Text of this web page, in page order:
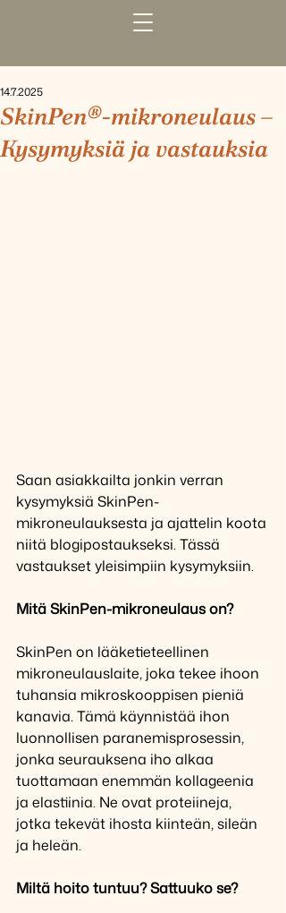
SkinPen®-mikroneulaus –
Kysymyksiä ja vastauksia
14.7.2025
​Saan asiakkailta jonkin verran
kysymyksiä SkinPen-
mikroneulauksesta ja ajattelin koota
niitä blogipostaukseksi. Tässä
vastaukset yleisimpiin kysymyksiin.
Mitä SkinPen-mikroneulaus on?
SkinPen on lääketieteellinen
mikroneulauslaite, joka tekee ihoon
tuhansia mikroskooppisen pieniä
kanavia. Tämä käynnistää ihon
luonnollisen paranemisprosessin,
jonka seurauksena iho alkaa
tuottamaan enemmän kollageenia
ja elastiinia. Ne ovat proteiineja,
jotka tekevät ihosta kiinteän, sileän
ja heleän.
Miltä hoito tuntuu? Sattuuko se?